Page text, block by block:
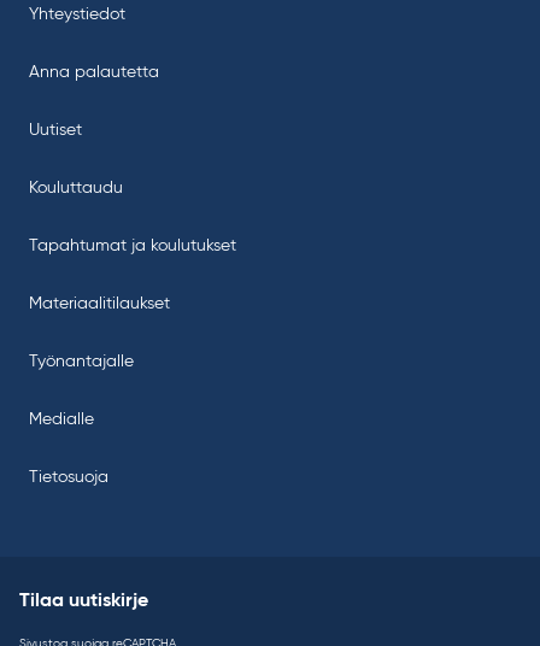
Yhteystiedot
Anna palautetta
Uutiset
Kouluttaudu
Tapahtumat ja koulutukset
Materiaalitilaukset
Työnantajalle
Medialle
Tietosuoja
Tilaa uutiskirje